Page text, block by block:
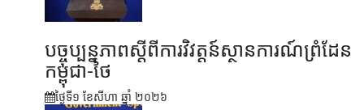
បច្ចុប្បន្នភាពស្ដីពីការវិវត្តន៍ស្ថានការណ៍ព្រំដែន
កម្ពុជា-ថៃ
ថ្ងៃទី១ ខែ​សីហា ឆ្នាំ ២០២៦